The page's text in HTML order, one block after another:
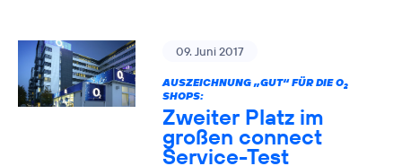
09. Juni 2017
AUSZEICHNUNG „GUT“ FÜR DIE O2
SHOPS:
Zweiter Platz im
großen connect
Service-Test